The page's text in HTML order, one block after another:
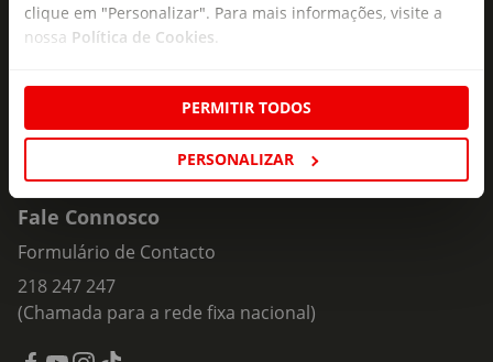
clique em "Personalizar". Para mais informações, visite a
nossa Política de Cookies.
PERMITIR TODOS
PERSONALIZAR
Insira o seu e-
mail
Fale Connosco
Formulário de Contacto
218 247 247
(Chamada para a rede fixa nacional)